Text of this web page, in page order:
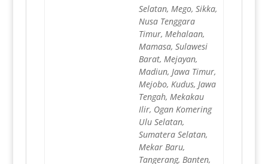
Selatan, Mego, Sikka,
Nusa Tenggara
Timur, Mehalaan,
Mamasa, Sulawesi
Barat, Mejayan,
Madiun, Jawa Timur,
Mejobo, Kudus, Jawa
Tengah, Mekakau
Ilir, Ogan Komering
Ulu Selatan,
Sumatera Selatan,
Mekar Baru,
Tangerang, Banten,